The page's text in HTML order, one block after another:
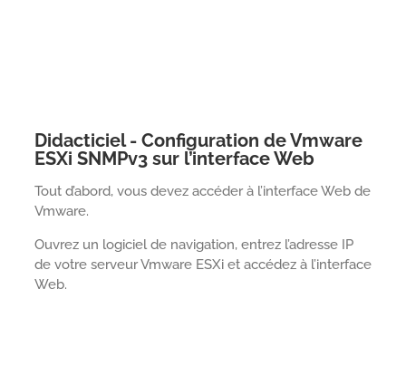
Didacticiel - Configuration de Vmware
ESXi SNMPv3 sur l’interface Web
Tout d’abord, vous devez accéder à l’interface Web de
Vmware.
Ouvrez un logiciel de navigation, entrez l’adresse IP
de votre serveur Vmware ESXi et accédez à l’interface
Web.